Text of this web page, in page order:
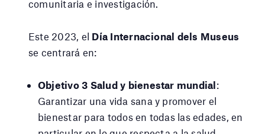
comunitaria e investigación.
Este 2023, el Día Internacional dels Museus
se centrará en:
Objetivo 3 Salud y bienestar mundial:
Garantizar una vida sana y promover el
bienestar para todos en todas las edades, en